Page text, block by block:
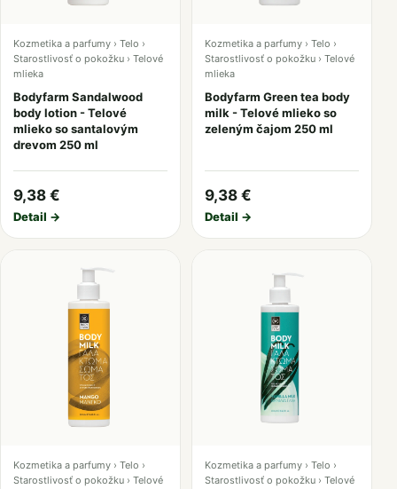
Kozmetika a parfumy › Telo ›
Starostlivosť o pokožku › Telové
mlieka
Bodyfarm Sandalwood
body lotion - Telové
mlieko so santalovým
drevom 250 ml
9,38 €
Detail →
Kozmetika a parfumy › Telo ›
Starostlivosť o pokožku › Telové
mlieka
Bodyfarm Green tea body
milk - Telové mlieko so
zeleným čajom 250 ml
9,38 €
Detail →
Kozmetika a parfumy › Telo ›
Starostlivosť o pokožku › Telové
Kozmetika a parfumy › Telo ›
Starostlivosť o pokožku › Telové